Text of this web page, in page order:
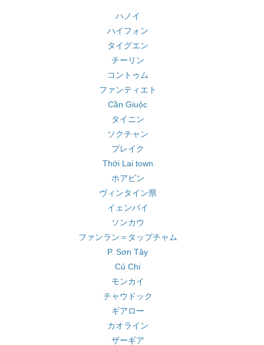
ハノイ
ハイフォン
タイグエン
チーリン
コントゥム
ファンティエト
Cần Giuộc
タイニン
ソクチャン
プレイク
Thới Lai town
ホアビン
ヴィンタイン県
イェンバイ
ソンカウ
ファンラン＝タップチャム
P. Sơn Tây
Củ Chi
モンカイ
チャウドック
ギアロー
カオライン
ザーギア